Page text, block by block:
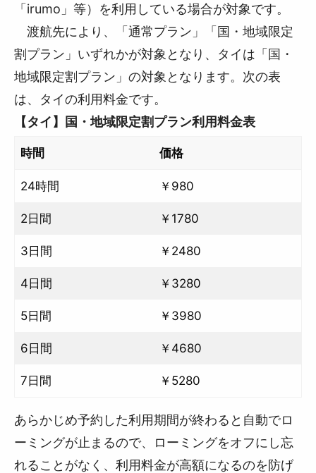
「irumo」等）を利用している場合が対象です。
渡航先により、「通常プラン」「国・地域限定
割プラン」いずれかが対象となり、タイは「国・
地域限定割プラン」の対象となります。次の表
は、タイの利用料金です。
【タイ】国・地域限定割プラン利用料金表
時間 価格
24時間 ￥980
2日間 ￥1780
3日間 ￥2480
4日間 ￥3280
5日間 ￥3980
6日間 ￥4680
7日間 ￥5280
あらかじめ予約した利用期間が終わると自動でロ
ーミングが止まるので、ローミングをオフにし忘
れることがなく、利用料金が高額になるのを防げ